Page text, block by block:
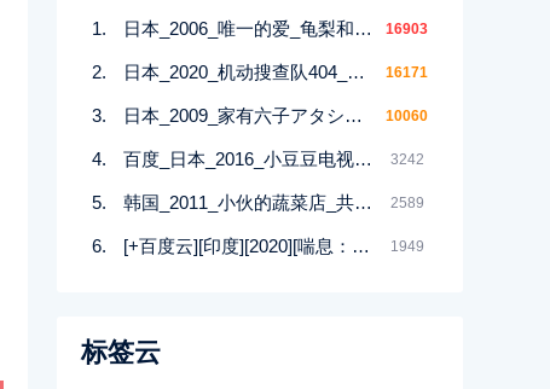
日本_2006_唯一的爱_龟梨和也_绫濑遥_平冈佑太_10集全_日语_繁中字幕_AVI_每集约910M_720P 16903
日本_2020_机动搜查队404_绫野刚_星野源_11集全_日语_中文字幕_2160P-4K_37.32G 16171
日本_2009_家有六子アタシんちの男子_喜剧_共11集_日语外挂中字_avi_每集800m共13g_无台标 10060
百度_日本_2016_小豆豆电视台_日语_外挂字幕_7集全_MKV_1080p.Amazon_13.6G 3242
韩国_2011_小伙的蔬菜店_共24集_国韩双语_软简中字_mkv_1.8GB_480p_无台标 2589
[+百度云][印度][2020][喘息：阴影入侵][印度语][中文简体][全12集][MKV/每集1.5-3.3GB][2160P/32.53G]‘’ 1949
标签云